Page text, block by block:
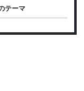
テーマ